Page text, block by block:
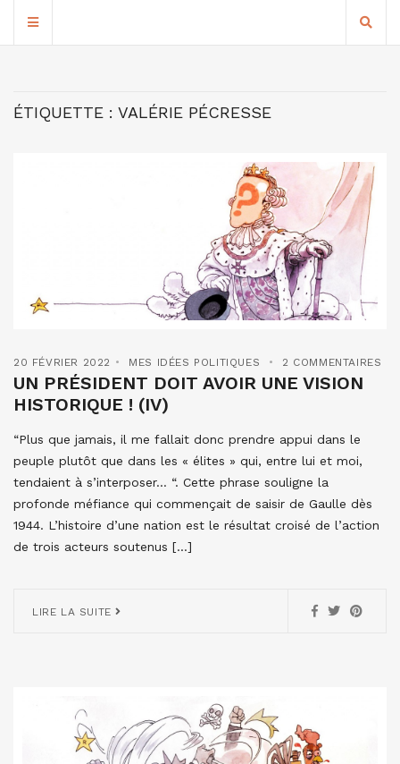
ÉTIQUETTE : VALÉRIE PÉCRESSE
20 FÉVRIER 2022 MES IDÉES POLITIQUES 2 COMMENTAIRES
UN PRÉSIDENT DOIT AVOIR UNE VISION
HISTORIQUE ! (IV)
“Plus que jamais, il me fallait donc prendre appui dans le
peuple plutôt que dans les « élites » qui, entre lui et moi,
tendaient à s’interposer… “. Cette phrase souligne la
profonde méfiance qui commençait de saisir de Gaulle dès
1944. L’histoire d’une nation est le résultat croisé de l’action
de trois acteurs soutenus […]
LIRE LA SUITE